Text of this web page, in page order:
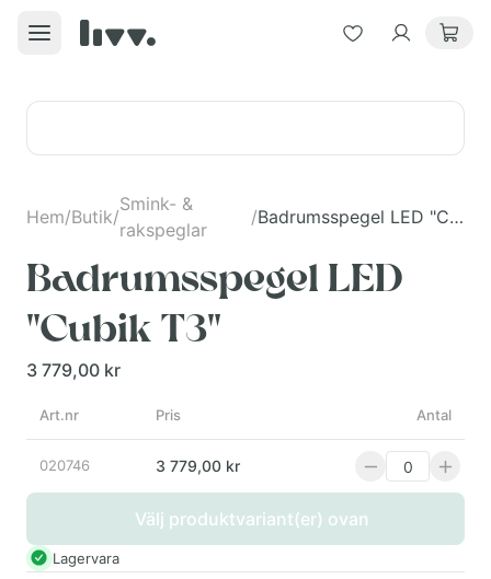
Hem/Butik/
Smink- &
rakspeglar
/ Badrumsspegel LED "Cubik T3"
Badrumsspegel LED
"Cubik T3"
3 779,00 kr
Art.nr Pris Antal
020746 3 779,00 kr
Välj produktvariant(er) ovan
Lagervara